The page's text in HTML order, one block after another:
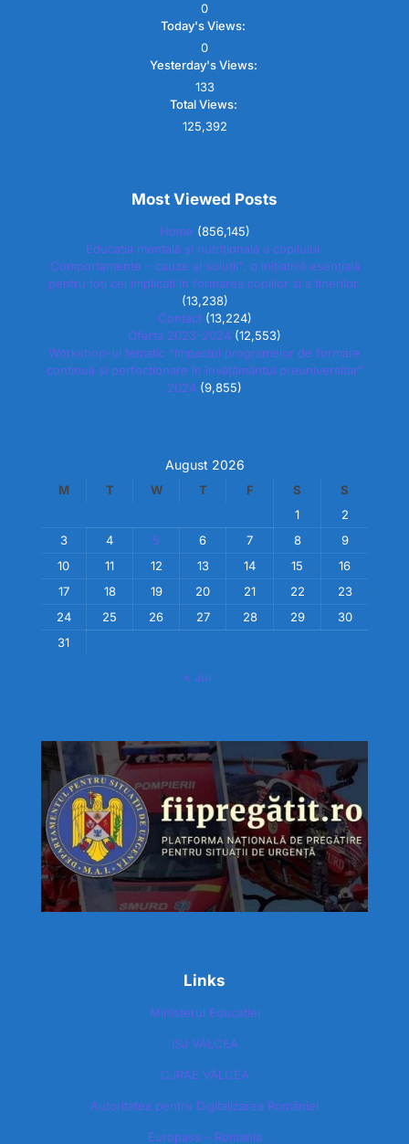
0
Today's Views:
0
Yesterday's Views:
133
Total Views:
125,392
Most Viewed Posts
Home (856,145)
Educația mentală și nutrițională a copilului.
Comportamente – cauze și soluții”, o inițiativă esențială
pentru toți cei implicați în formarea copiilor și a tinerilor.
(13,238)
Contact (13,224)
Oferta 2023-2024 (12,553)
Workshop-ul tematic “Impactul programelor de formare
continuă și perfecționare în învățământul preuniversitar”
2024 (9,855)
August 2026
M T W T F S
S
1
2
3
4 5 6 7 8
9
10
11 12 13 14 15
16
17
18 19 20 21 22
23
24
25 26 27 28 29
30
31
« Jul
Links
Ministerul Educatiei
ISJ VÂLCEA
CJRAE VÂLCEA
Autoritatea pentru Digitalizarea României​
Europass – Romania